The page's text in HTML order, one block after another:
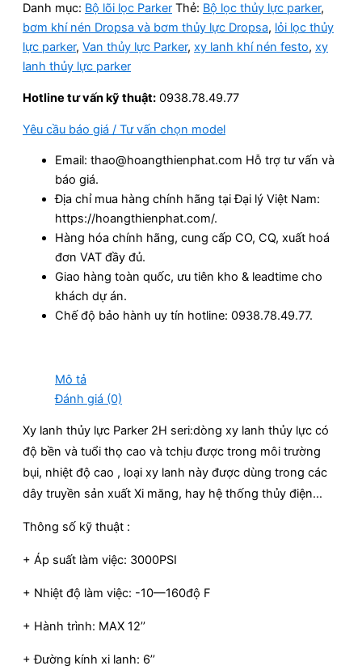
Danh mục: Bộ lõi lọc Parker Thẻ: Bộ lọc thủy lực parker,
bơm khí nén Dropsa và bơm thủy lực Dropsa, lỏi lọc thủy
lực parker, Van thủy lực Parker, xy lanh khí nén festo, xy
lanh thủy lực parker
Hotline tư vấn kỹ thuật: 0938.78.49.77
Yêu cầu báo giá / Tư vấn chọn model
Email: thao@hoangthienphat.com Hỗ trợ tư vấn và
báo giá.
Địa chỉ mua hàng chính hãng tại Đại lý Việt Nam:
https://hoangthienphat.com/.
Hàng hóa chính hãng, cung cấp CO, CQ, xuất hoá
đơn VAT đầy đủ.
Giao hàng toàn quốc, ưu tiên kho & leadtime cho
khách dự án.
Chế độ bảo hành uy tín hotline: 0938.78.49.77.
Mô tả
Đánh giá (0)
Xy lanh thủy lực Parker 2H seri:dòng xy lanh thủy lực có
độ bền và tuổi thọ cao và tchịu được trong môi trường
bụi, nhiệt độ cao , loại xy lanh này được dùng trong các
dây truyền sản xuất Xi măng, hay hệ thống thủy điện…
Thông số kỹ thuật :
+ Áp suất làm việc: 3000PSI
+ Nhiệt độ làm việc: -10—160độ F
+ Hành trình: MAX 12’’
+ Đường kính xi lanh: 6’’